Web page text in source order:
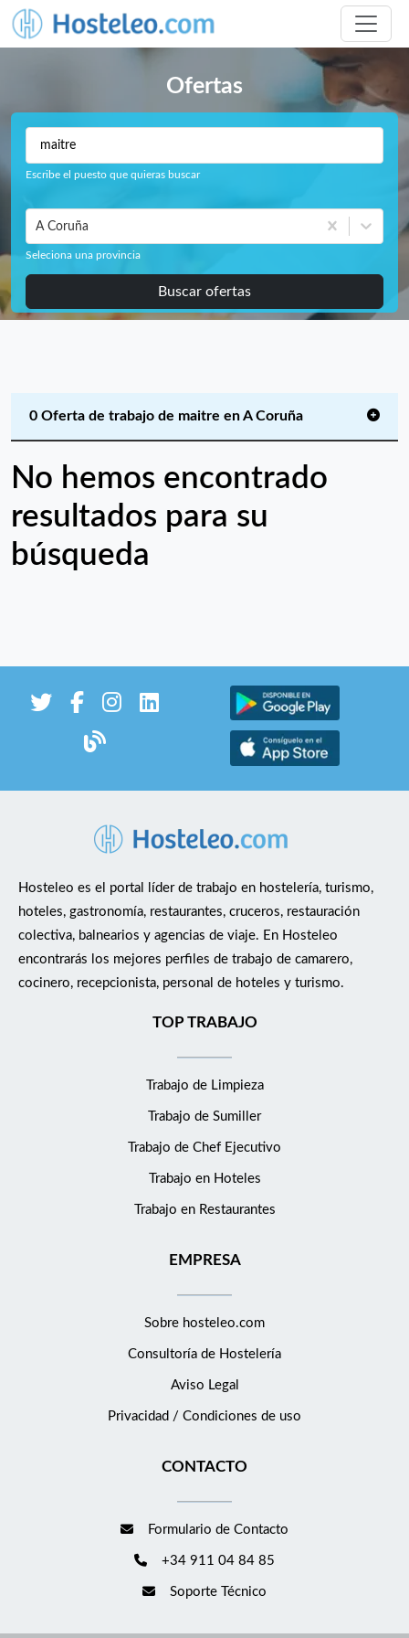
Ofertas
Escribe el puesto que quieras buscar
A Coruña
Seleciona una provincia
Buscar ofertas
0 Oferta de trabajo de maitre en A Coruña
No hemos encontrado
resultados para su
búsqueda
Hosteleo es el portal líder de trabajo en hostelería, turismo,
hoteles, gastronomía, restaurantes, cruceros, restauración
colectiva, balnearios y agencias de viaje. En Hosteleo
encontrarás los mejores perfiles de trabajo de camarero,
cocinero, recepcionista, personal de hoteles y turismo.
TOP TRABAJO
Trabajo de Limpieza
Trabajo de Sumiller
Trabajo de Chef Ejecutivo
Trabajo en Hoteles
Trabajo en Restaurantes
EMPRESA
Sobre hosteleo.com
Consultoría de Hostelería
Aviso Legal
Privacidad / Condiciones de uso
CONTACTO
Formulario de Contacto
+34 911 04 84 85
Soporte Técnico